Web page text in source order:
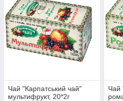
Чай "Карпатський чай"
мультифрукт, 20*2г
Чай